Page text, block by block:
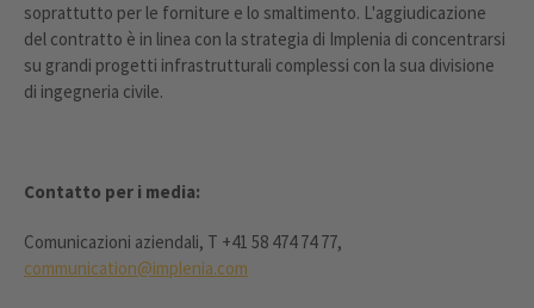
soprattutto per le forniture e lo smaltimento. L'aggiudicazione
del contratto è in linea con la strategia di Implenia di concentrarsi
su grandi progetti infrastrutturali complessi con la sua divisione
di ingegneria civile.
Contatto per i media:
Comunicazioni aziendali, T +41 58 474 74 77,
communication@implenia.com